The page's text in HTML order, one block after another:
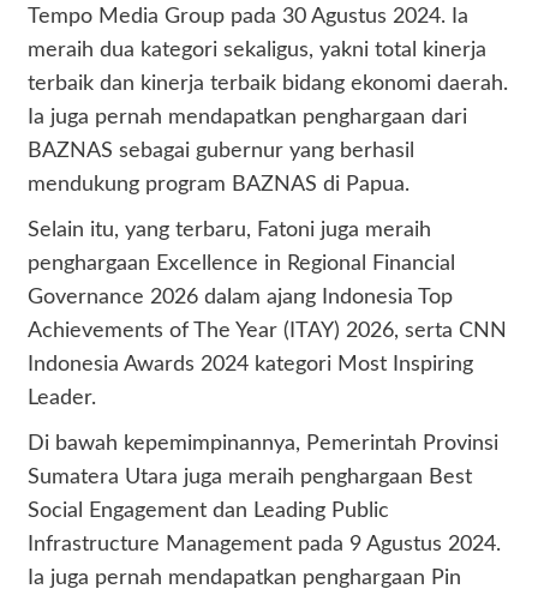
Tempo Media Group pada 30 Agustus 2024. Ia
meraih dua kategori sekaligus, yakni total kinerja
terbaik dan kinerja terbaik bidang ekonomi daerah.
Ia juga pernah mendapatkan penghargaan dari
BAZNAS sebagai gubernur yang berhasil
mendukung program BAZNAS di Papua.
Selain itu, yang terbaru, Fatoni juga meraih
penghargaan Excellence in Regional Financial
Governance 2026 dalam ajang Indonesia Top
Achievements of The Year (ITAY) 2026, serta CNN
Indonesia Awards 2024 kategori Most Inspiring
Leader.
Di bawah kepemimpinannya, Pemerintah Provinsi
Sumatera Utara juga meraih penghargaan Best
Social Engagement dan Leading Public
Infrastructure Management pada 9 Agustus 2024.
Ia juga pernah mendapatkan penghargaan Pin